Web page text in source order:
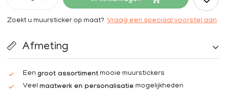
Zoekt u muursticker op maat? Vraag een speciaal voorstel aan
Afmeting
Een groot assortiment mooie muurstickers
Veel maatwerk en personalisatie mogelijkheden